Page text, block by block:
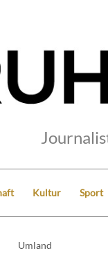
Kultur Sport
Umland